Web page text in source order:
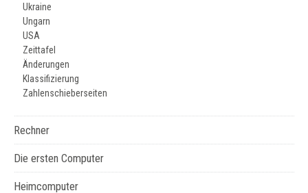
Ukraine
Ungarn
USA
Zeittafel
Änderungen
Klassifizierung
Zahlenschieberseiten
Rechner
Die ersten Computer
Heimcomputer